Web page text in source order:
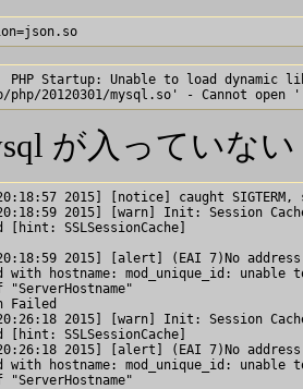
PHP Startup: Unable to load dynamic
が入っていない
2015] [notice] caught SIGTERM,
2015] [warn] Init: Session
[hint: SSLSessionCache]
2015] [alert] (EAI 7)No address
with hostname: mod_unique_id: unable
"ServerHostname"
Failed
2015] [warn] Init: Session
[hint: SSLSessionCache]
2015] [alert] (EAI 7)No address
with hostname: mod_unique_id: unable
"ServerHostname"